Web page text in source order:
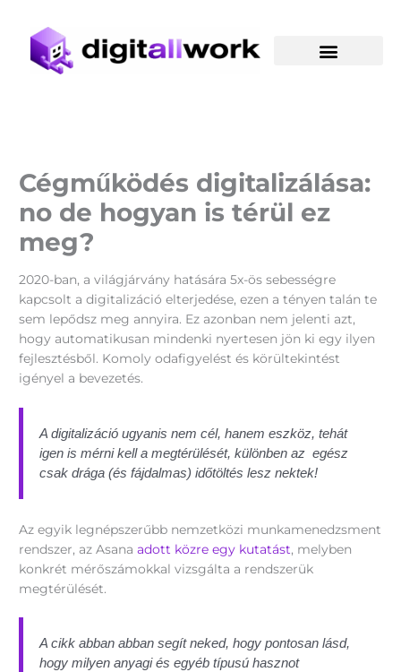
content
Cégműködés digitalizálása:
no de hogyan is térül ez
meg?
2020-ban, a világjárvány hatására 5x-ös sebességre
kapcsolt a digitalizáció elterjedése, ezen a tényen talán te
sem lepődsz meg annyira. Ez azonban nem jelenti azt,
hogy automatikusan mindenki nyertesen jön ki egy ilyen
fejlesztésből. Komoly odafigyelést és körültekintést
igényel a bevezetés.
A digitalizáció ugyanis nem cél, hanem eszköz, tehát
igen is mérni kell a megtérülését, különben az egész
csak drága (és fájdalmas) időtöltés lesz nektek!
Az egyik legnépszerűbb nemzetközi munkamenedzsment
rendszer, az Asanaadott közre egy kutatást, melyben
konkrét mérőszámokkal vizsgálta a rendszerük
megtérülését.
A cikk abban abban segít neked, hogy pontosan lásd,
hogy milyen anyagi és egyéb típusú hasznot